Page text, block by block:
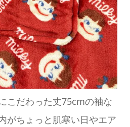
こだわった丈75cmの袖な
がちょっと肌寒い日やエア